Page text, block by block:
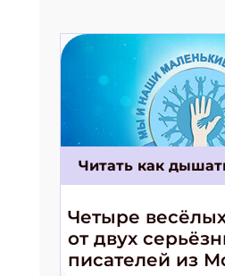
Читать как
Четыре
от двух
писателей из